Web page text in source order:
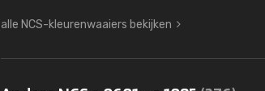
alle NCS-kleurenwaaiers bekijken